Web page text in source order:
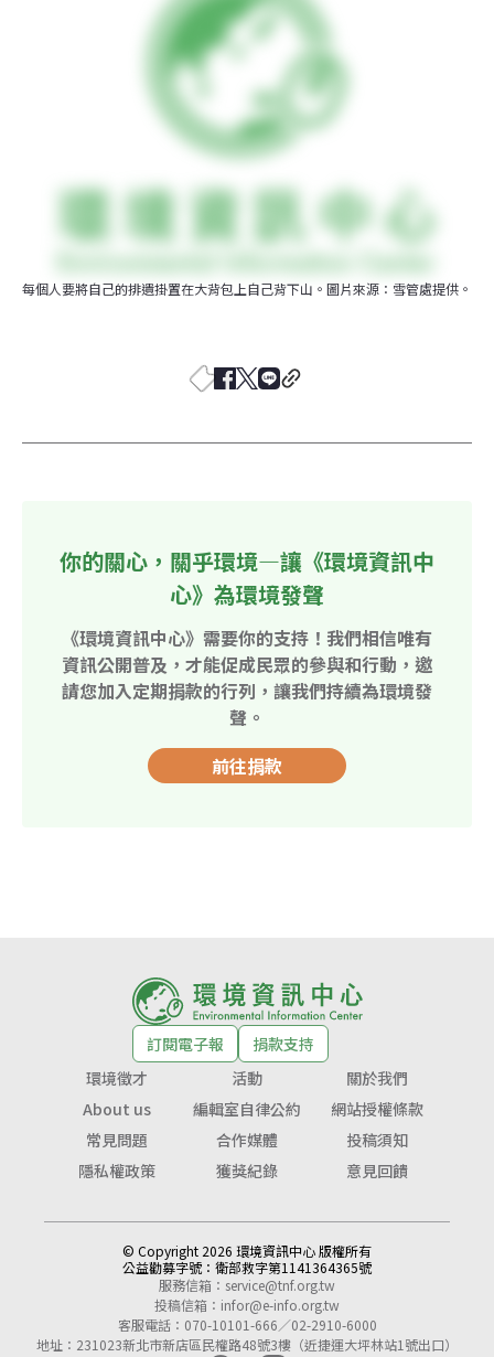
每個人要將自己的排遺掛置在大背包上自己背下山。圖片來源：雪管處提供。
你的關心，關乎環境—讓《環境資訊中
心》為環境發聲
《環境資訊中心》需要你的支持！我們相信唯有
資訊公開普及，才能促成民眾的參與和行動，邀
請您加入定期捐款的行列，讓我們持續為環境發
聲。
前往捐款
訂閱電子報
捐款支持
環境徵才
活動
關於我們
About us
編輯室自律公約
網站授權條款
常見問題
合作媒體
投稿須知
隱私權政策
獲獎紀錄 意見回饋
© Copyright 2026 環境資訊中心 版權所有
公益勸募字號： 衛部救字第1141364365號
服務信箱： service@tnf.org.tw
投稿信箱： infor@e-info.org.tw
客服電話：070-10101-666／02-2910-6000
地址：231023新北市新店區民權路48號3樓（近捷運大坪林站1號出口）